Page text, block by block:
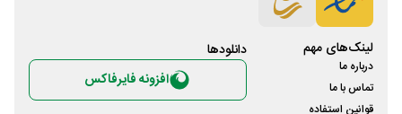
لینک‌های مهم
درباره ما
تماس با ما
قوانین استفاده
دانلود‌ها
افزونه فایرفاکس